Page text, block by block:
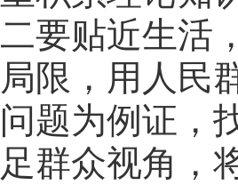
二要贴近生活
局限，用人民
问题为例证，
足群众视角，